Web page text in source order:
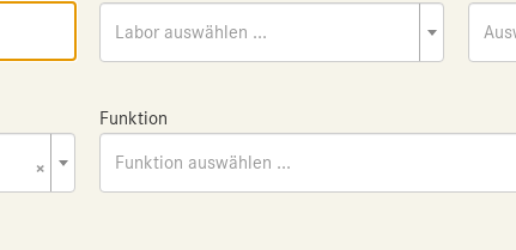
Labor auswählen ...
×
Funktion
Funktion auswählen ...